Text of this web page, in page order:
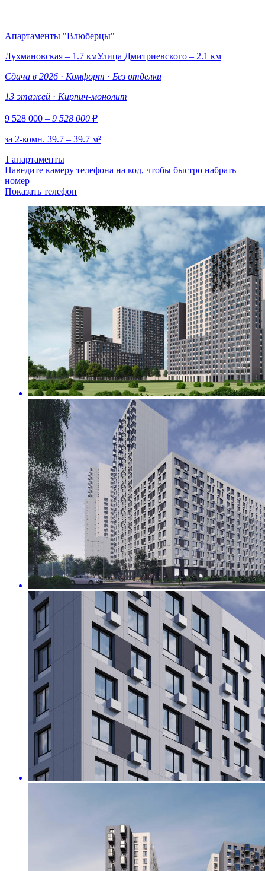
Апартаменты "Влюберцы"
Лухмановская – 1.7 кмУлица Дмитриевского – 2.1 км
Сдача в 2026 · Комфорт · Без отделки
13 этажей · Кирпич-монолит
9 528 000 – 9 528 000 ₽
за 2-комн. 39.7 – 39.7 м²
1 апартаменты
Наведите камеру телефона на код, чтобы быстро набрать
номер
Показать телефон